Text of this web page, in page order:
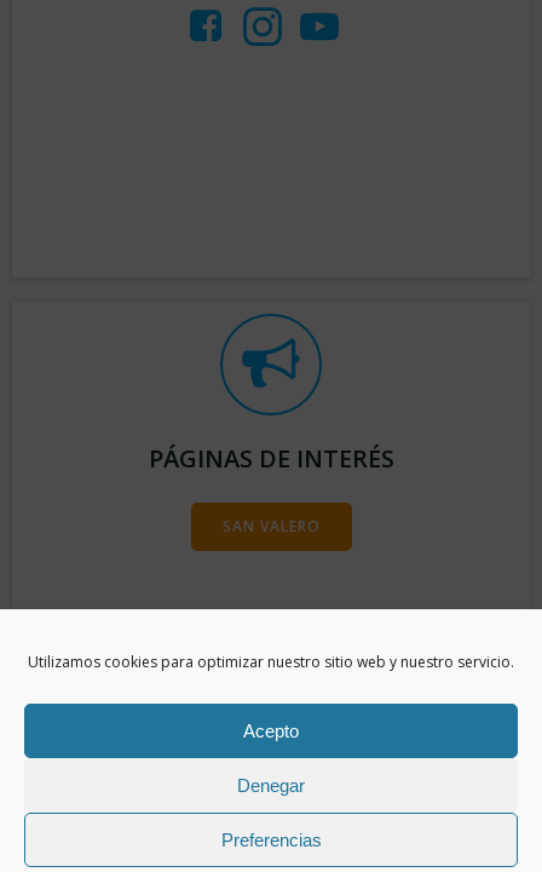
Utilizamos cookies para optimizar nuestro sitio web y nuestro servicio.
Acepto
Denegar
Preferencias
PÁGINAS DE INTERÉS
SAN VALERO